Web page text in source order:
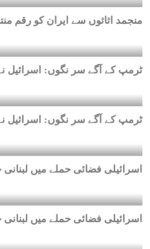
منجمد اثاثوں سے ایران کو رقم
ٹرمپ کے آگے سر نگوں: اسرائیل
ٹرمپ کے آگے سر نگوں: اسرائیل
اسرائیلی فضائی حملے میں
اسرائیلی فضائی حملے میں